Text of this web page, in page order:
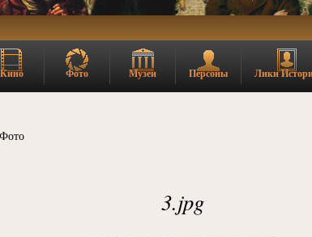
Кино Фото Музеи Персоны Лики
Фото
3.jpg